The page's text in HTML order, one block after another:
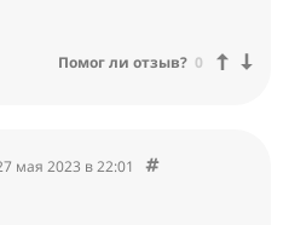
Помог ли отзыв? 0
мая 2023 в 22:01